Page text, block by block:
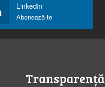
Linkedin
Abonează-te
Transparență